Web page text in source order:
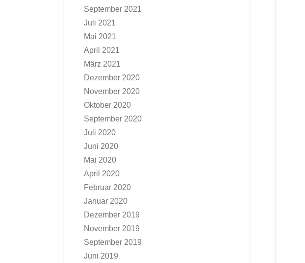
September 2021
Juli 2021
Mai 2021
April 2021
März 2021
Dezember 2020
November 2020
Oktober 2020
September 2020
Juli 2020
Juni 2020
Mai 2020
April 2020
Februar 2020
Januar 2020
Dezember 2019
November 2019
September 2019
Juni 2019